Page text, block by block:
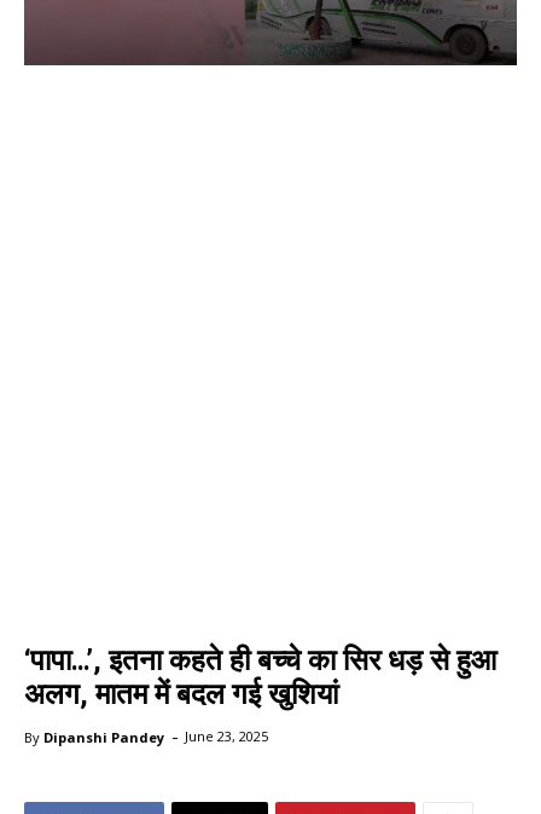
‘पापा…’, इतना कहते ही बच्चे का सिर धड़ से हुआ
अलग, मातम में बदल गई खुशियां
By Dipanshi Pandey - June 23, 2025